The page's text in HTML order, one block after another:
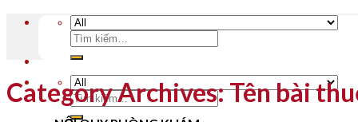
Tìm
kiếm:
Tìm
kiếm:
Category Archives:Tên bài